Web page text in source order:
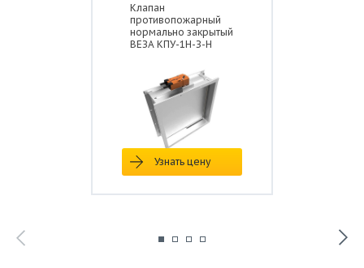
Клапан
противопожарный
нормально закрытый
ВЕЗА КПУ-1Н-З-Н
Узнать цену